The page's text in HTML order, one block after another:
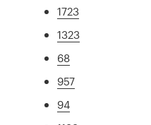
1723
1323
68
957
94